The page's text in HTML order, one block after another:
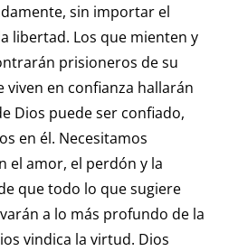
sin importar el
libertad. Los que mienten y
prisioneros de su
viven en confianza hallarán
Dios puede ser confiado,
en él. Necesitamos
el amor, el perdón y la
que todo lo que sugiere
a lo más profundo de la
vindica la virtud. Dios